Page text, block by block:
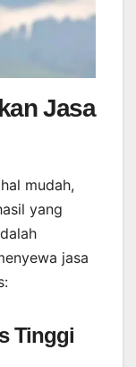
Jasa
mudah,
yang
jasa
Tinggi